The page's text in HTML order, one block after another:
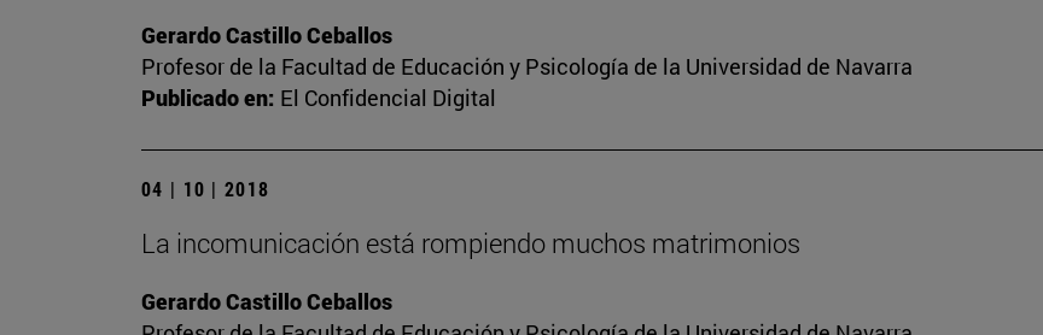
Gerardo Castillo Ceballos
Profesor de la Facultad de Educación y Psicología de la Universidad de Navarra
Publicado en: El Confidencial Digital
04 | 10 | 2018
La incomunicación está rompiendo muchos matrimonios
Gerardo Castillo Ceballos